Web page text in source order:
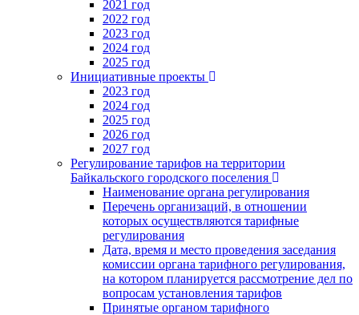
2021 год
2022 год
2023 год
2024 год
2025 год
Инициативные проекты
2023 год
2024 год
2025 год
2026 год
2027 год
Регулирование тарифов на территории
Байкальского городского поселения
Наименование органа регулирования
Перечень организаций, в отношении
которых осуществляются тарифные
регулирования
Дата, время и место проведения заседания
комиссии органа тарифного регулирования,
на котором планируется рассмотрение дел по
вопросам установления тарифов
Принятые органом тарифного